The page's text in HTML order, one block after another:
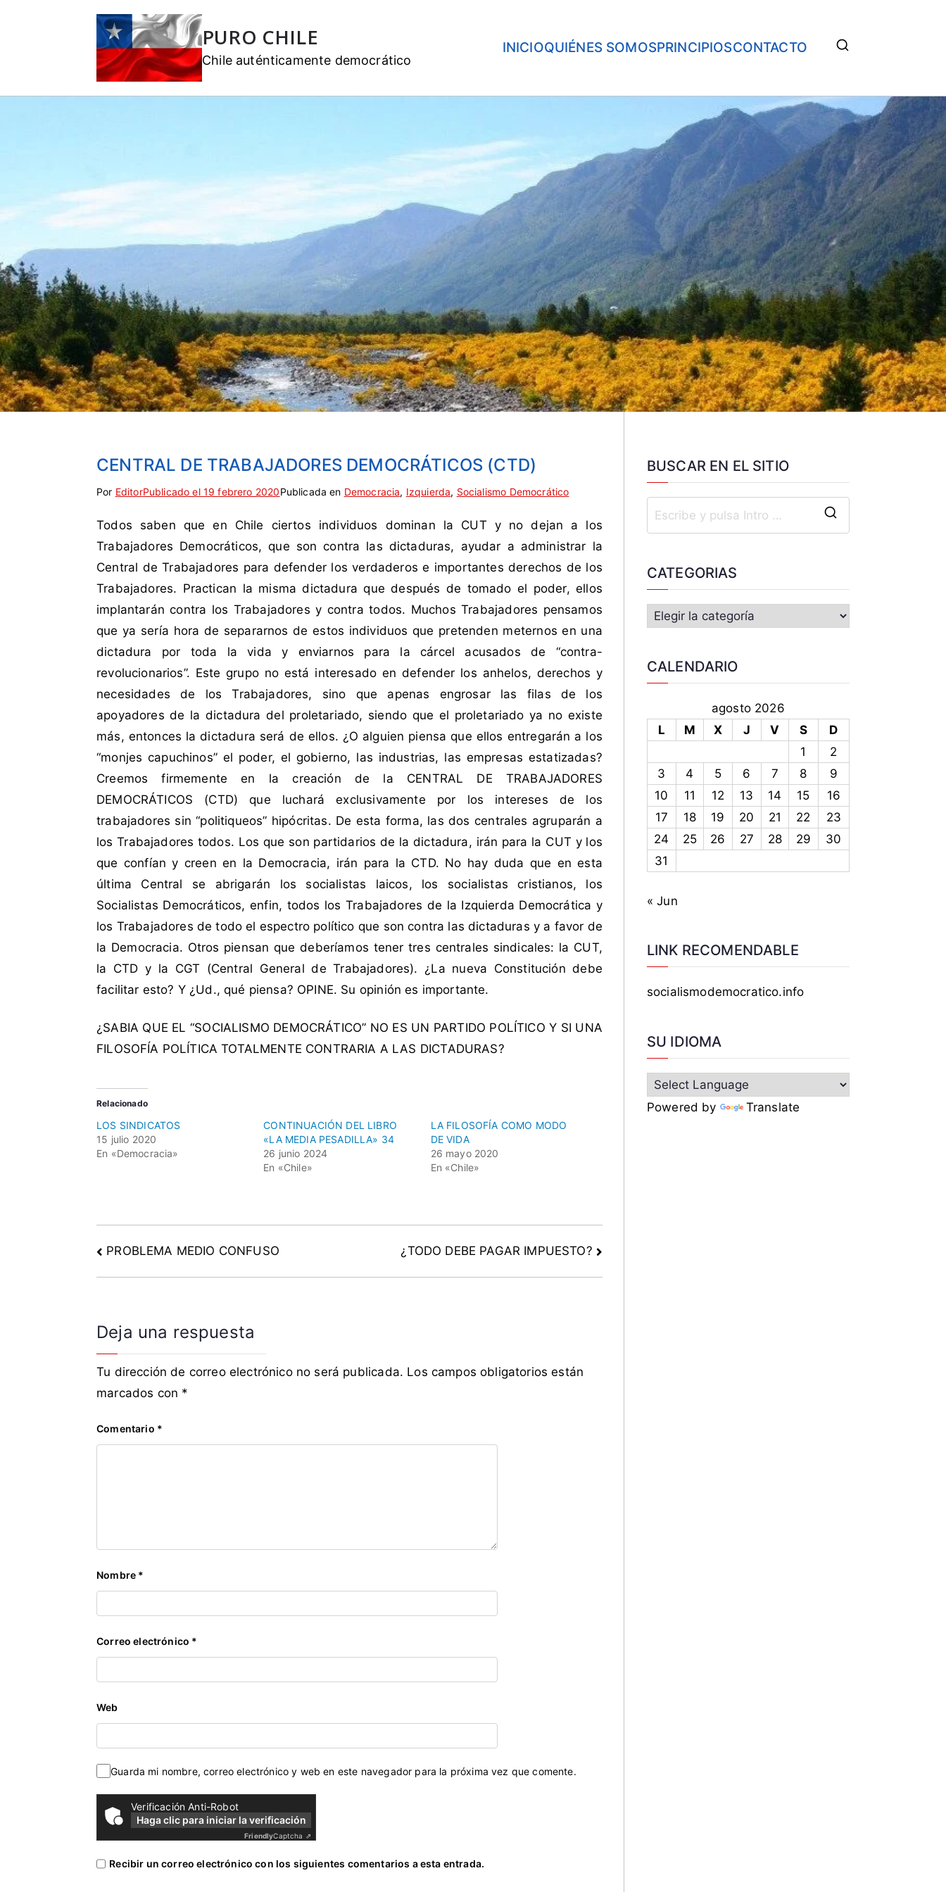
PURO CHILE
Chile auténticamente democrático
INICIOQUIÉNES SOMOSPRINCIPIOSCONTACTO
CENTRAL DE TRABAJADORES DEMOCRÁTICOS (CTD)
Por EditorPublicado el 19 febrero 2020Publicada en Democracia, Izquierda, Socialismo Democrático
E
q
u
a
d
a
c
o
C
e
n
a
l
d
e
a
b
a
l
d
o
e
s
D
e
m
t
,
C
G
T
C
T
,
o
c
i
a
o
c
i
S
n
c
o
n
t
a
r
s
Todos saben que en Chile ciertos individuos dominan la CUT y no dejan a los
Trabajadores Democráticos, que son contra las dictaduras, ayudar a administrar la
Central de Trabajadores para defender los verdaderos e importantes derechos de los
Trabajadores. Practican la misma dictadura que después de tomado el poder, ellos
implantarán contra los Trabajadores y contra todos. Muchos Trabajadores pensamos
que ya sería hora de separarnos de estos individuos que pretenden meternos en una
dictadura por toda la vida y enviarnos para la cárcel acusados de “contra-
revolucionarios”. Este grupo no está interesado en defender los anhelos, derechos y
necesidades de los Trabajadores, sino que apenas engrosar las filas de los
apoyadores de la dictadura del proletariado, siendo que el proletariado ya no existe
más, entonces la dictadura será de ellos. ¿O alguien piensa que ellos entregarán a los
“monjes capuchinos” el poder, el gobierno, las industrias, las empresas estatizadas?
Creemos firmemente en la creación de la CENTRAL DE TRABAJADORES
DEMOCRÁTICOS (CTD) que luchará exclusivamente por los intereses de los
trabajadores sin “politiqueos” hipócritas. De esta forma, las dos centrales agruparán a
los Trabajadores todos. Los que son partidarios de la dictadura, irán para la CUT y los
que confían y creen en la Democracia, irán para la CTD. No hay duda que en esta
última Central se abrigarán los socialistas laicos, los socialistas cristianos, los
Socialistas Democráticos, enfin, todos los Trabajadores de la Izquierda Democrática y
los Trabajadores de todo el espectro político que son contra las dictaduras y a favor de
la Democracia. Otros piensan que deberíamos tener tres centrales sindicales: la CUT,
la CTD y la CGT (Central General de Trabajadores). ¿La nueva Constitución debe
facilitar esto? Y ¿Ud., qué piensa? OPINE. Su opinión es importante.
¿SABIA QUE EL “SOCIALISMO DEMOCRÁTICO” NO ES UN PARTIDO POLÍTICO Y SI UNA
FILOSOFÍA POLÍTICA TOTALMENTE CONTRARIA A LAS DICTADURAS?
Relacionado
LOS SINDICATOS
15 julio 2020
En «Democracia»
CONTINUACIÓN DEL LIBRO
«LA MEDIA PESADILLA» 34
26 junio 2024
En «Chile»
LA FILOSOFÍA COMO MODO
DE VIDA
26 mayo 2020
En «Chile»
PROBLEMA MEDIO CONFUSO ¿TODO DEBE PAGAR IMPUESTO?
Deja una respuesta
Tu dirección de correo electrónico no será publicada. Los campos obligatorios están
marcados con *
Comentario *
Nombre *
Correo electrónico *
Web
Guarda mi nombre, correo electrónico y web en este navegador para la próxima vez que comente.
Verificación Anti-Robot
Haga clic para iniciar la verificación
FriendlyCaptcha ⇗
Recibir un correo electrónico con los siguientes comentarios a esta entrada.
BUSCAR EN EL SITIO
CATEGORIAS
CALENDARIO
agosto 2026
L
M X J V S
D
1
2
3
4 5 6 7 8
9
10
11 12 13 14 15
16
17
18 19 20 21 22
23
24
25 26 27 28 29
30
31
« Jun
LINK RECOMENDABLE
socialismodemocratico.info
SU IDIOMA
Powered by Translate